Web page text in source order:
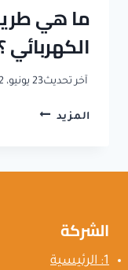
ما هي
الكهربائي
آخر تحديث23 يونيو، 2022
المزيد ما
الشركة
1: الرئيسية